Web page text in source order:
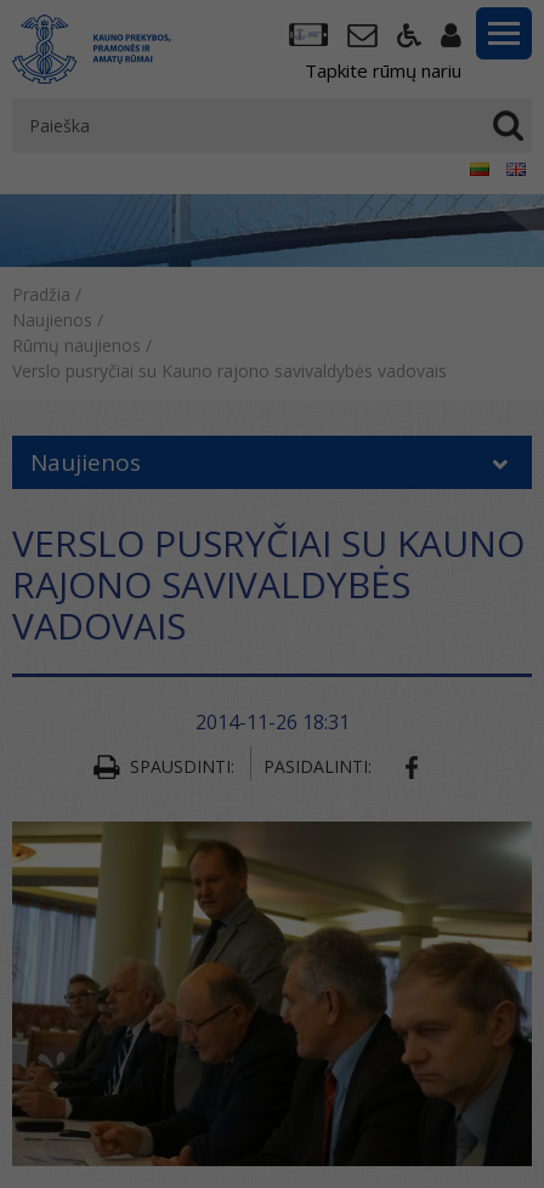
Tapkite rūmų nariu
Pradžia /
Naujienos /
Rūmų naujienos /
Verslo pusryčiai su Kauno rajono savivaldybės vadovais
Naujienos
VERSLO PUSRYČIAI SU KAUNO
RAJONO SAVIVALDYBĖS
VADOVAIS
2014-11-26 18:31
SPAUSDINTI: PASIDALINTI: